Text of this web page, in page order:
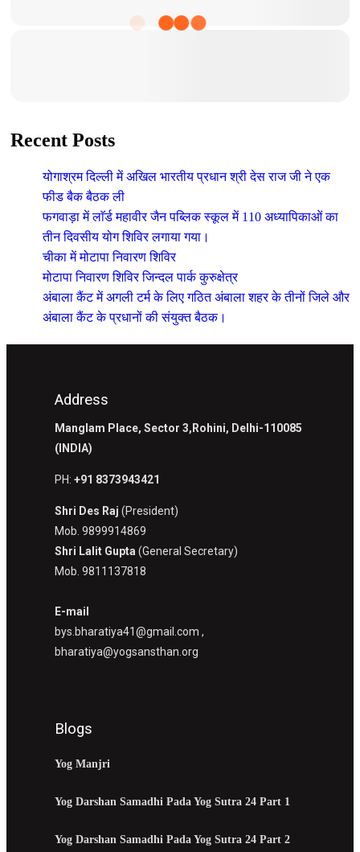
Recent Posts
योगाश्रम दिल्ली में अखिल भारतीय प्रधान श्री देस राज जी ने एक
फीड बैक बैठक ली
फगवाड़ा में लाॅर्ड महावीर जैन पब्लिक स्कूल में 110 अध्यापिकाओं का
तीन दिवसीय योग शिविर लगाया गया।
चीका में मोटापा निवारण शिविर
मोटापा निवारण शिविर जिन्दल पार्क कुरुक्षेत्र
अंबाला कैंट में अगली टर्म के लिए गठित अंबाला शहर के तीनों जिले और
अंबाला कैंट के प्रधानों की संयुक्त बैठक।
Address
Manglam Place, Sector 3,Rohini, Delhi-110085
(INDIA)
PH: +91 8373943421
Shri Des Raj (President)
Mob. 9899914869
Shri Lalit Gupta (General Secretary)
Mob. 9811137818
E-mail
bys.bharatiya41@gmail.com ,
bharatiya@yogsansthan.org
Blogs
Yog Manjri
Yog Darshan Samadhi Pada Yog Sutra 24 Part 1
Yog Darshan Samadhi Pada Yog Sutra 24 Part 2